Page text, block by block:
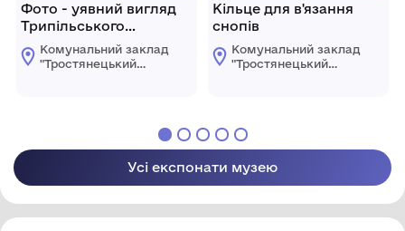
Фото - уявний вигляд
Трипільського
поселення
Комунальний заклад
"Тростянецький
Кільце для в'язання
снопів
Комунальний заклад
"Тростянецький
Усі експонати музею